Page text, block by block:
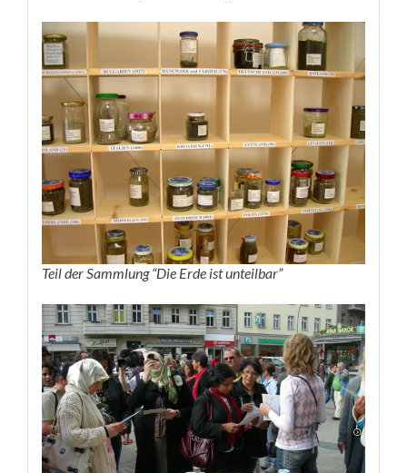
Teil der Sammlung “Die Erde ist unteilbar”